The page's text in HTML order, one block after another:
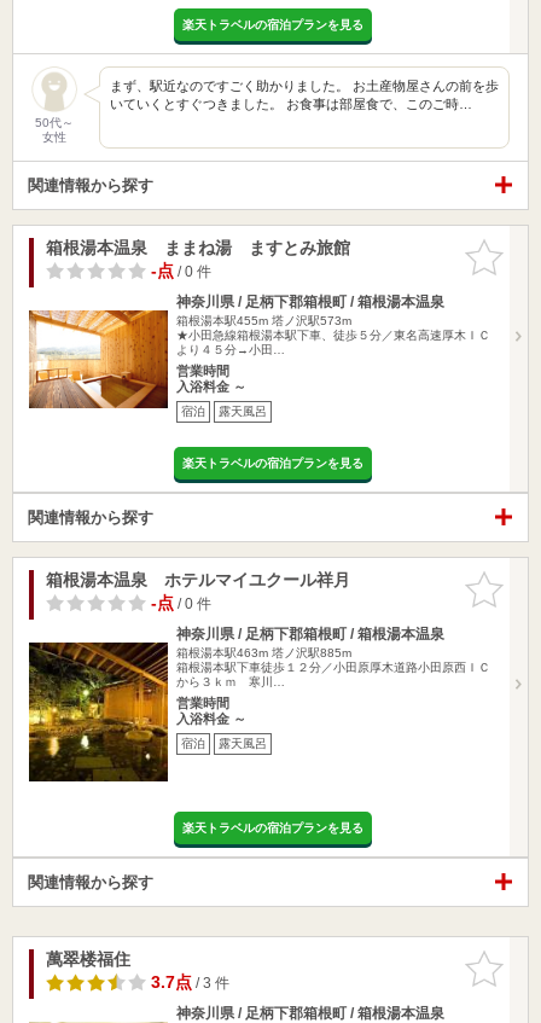
楽天トラベルの宿泊プランを見る
50代～
女性
まず、駅近なのですごく助かりました。 お土産物屋さんの前を歩
いていくとすぐつきました。 お食事は部屋食で、このご時…
関連情報から探す
お気に入
りに追加
箱根湯本温泉 ままね湯 ますとみ旅館
-点/ 0 件
神奈川県 / 足柄下郡箱根町 / 箱根湯本温泉
箱根湯本駅455m 塔ノ沢駅573m
★小田急線箱根湯本駅下車、徒歩５分／東名高速厚木ＩＣ
より４５分→小田…
営業時間
入浴料金 ～
宿泊 露天風呂
楽天トラベルの宿泊プランを見る
関連情報から探す
お気に入
りに追加
箱根湯本温泉 ホテルマイユクール祥月
-点/ 0 件
神奈川県 / 足柄下郡箱根町 / 箱根湯本温泉
箱根湯本駅463m 塔ノ沢駅885m
箱根湯本駅下車徒歩１２分／小田原厚木道路小田原西ＩＣ
から３ｋｍ 寒川…
営業時間
入浴料金 ～
宿泊 露天風呂
楽天トラベルの宿泊プランを見る
関連情報から探す
お気に入
りに追加
萬翠楼福住
3.7点/ 3 件
神奈川県 / 足柄下郡箱根町 / 箱根湯本温泉